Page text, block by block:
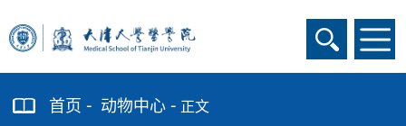
首页 动物中心 正文